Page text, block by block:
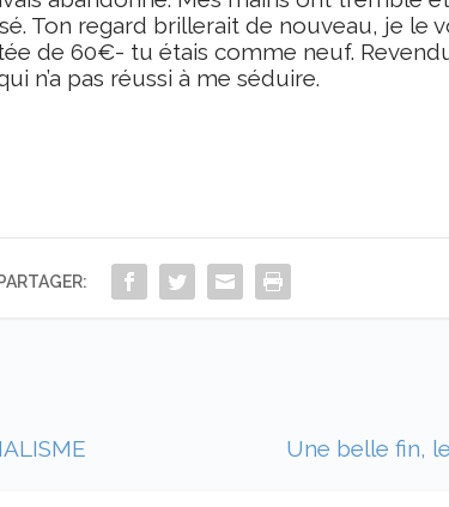
Ton regard brillerait de nouveau, je le
de 60€- tu étais comme neuf.
n’a pas réussi à me séduire.
PARTAGER:
Une belle fin,